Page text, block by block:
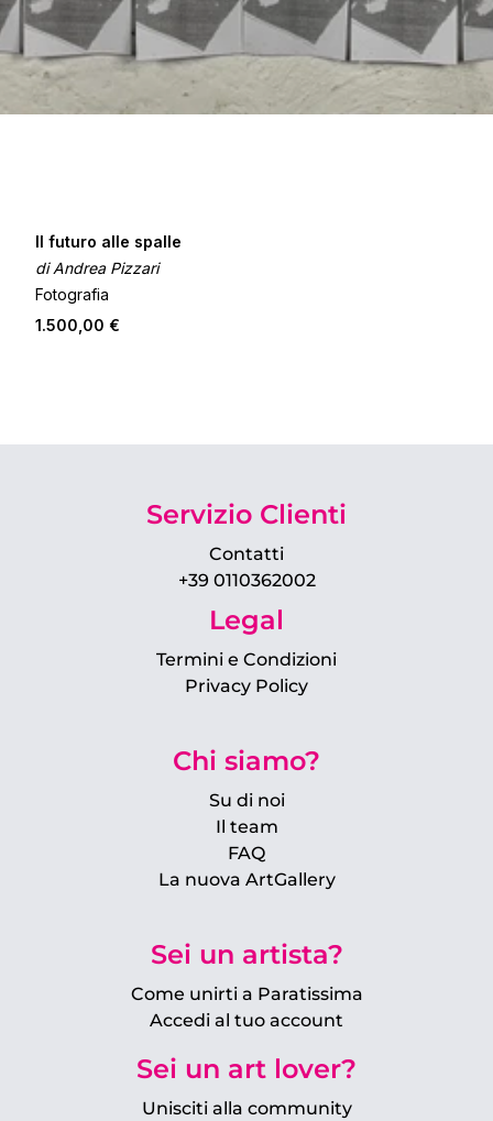
Il futuro alle spalle
di Andrea Pizzari
Fotografia
1.500,00 €
Servizio Clienti
Contatti
+39 0110362002
Legal
Termini e Condizioni
Privacy Policy
Chi siamo?
Su di noi
Il team
FAQ
La nuova ArtGallery
Sei un artista?
Come unirti a Paratissima
Accedi al tuo account
Sei un art lover?
Unisciti alla community